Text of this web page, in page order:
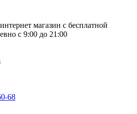
магазин с бесплатной
с 9:00 до 21:00
68